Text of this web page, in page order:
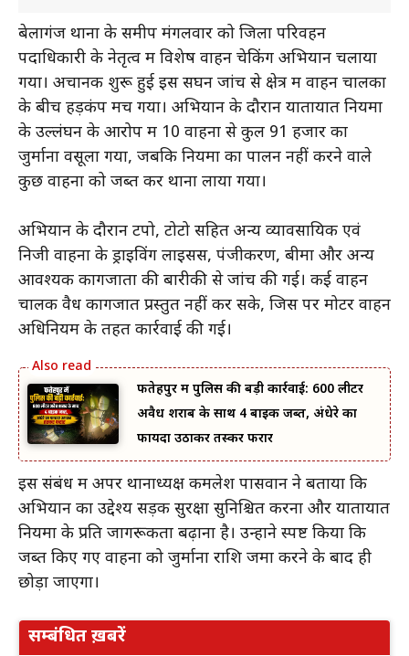
बेलागंज थाना के समीप मंगलवार को जिला परिवहन
पदाधिकारी के नेतृत्व में विशेष वाहन चेकिंग अभियान चलाया
गया। अचानक शुरू हुई इस सघन जांच से क्षेत्र में वाहन चालकों
के बीच हड़कंप मच गया। अभियान के दौरान यातायात नियमों
के उल्लंघन के आरोप में 10 वाहनों से कुल ₹91 हजार का
जुर्माना वसूला गया, जबकि नियमों का पालन नहीं करने वाले
कुछ वाहनों को जब्त कर थाना लाया गया।
अभियान के दौरान टेंपो, टोटो सहित अन्य व्यावसायिक एवं
निजी वाहनों के ड्राइविंग लाइसेंस, पंजीकरण, बीमा और अन्य
आवश्यक कागजातों की बारीकी से जांच की गई। कई वाहन
चालक वैध कागजात प्रस्तुत नहीं कर सके, जिस पर मोटर वाहन
अधिनियम के तहत कार्रवाई की गई।
फतेहपुर में पुलिस की बड़ी कार्रवाई: 600 लीटर
अवैध शराब के साथ 4 बाइक जब्त, अंधेरे का
फायदा उठाकर तस्कर फरार
इस संबंध में अपर थानाध्यक्ष कमलेश पासवान ने बताया कि
अभियान का उद्देश्य सड़क सुरक्षा सुनिश्चित करना और यातायात
नियमों के प्रति जागरूकता बढ़ाना है। उन्होंने स्पष्ट किया कि
जब्त किए गए वाहनों को जुर्माना राशि जमा करने के बाद ही
छोड़ा जाएगा।
सम्बंधित ख़बरें